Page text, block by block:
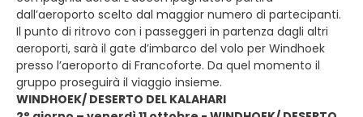
dall’aeroporto scelto dal maggior numero di partecipanti.
Il punto di ritrovo con i passeggeri in partenza dagli altri
aeroporti, sarà il gate d’imbarco del volo per Windhoek
presso l’aeroporto di Francoforte. Da quel momento il
gruppo proseguirà il viaggio insieme.
WINDHOEK/ DESERTO DEL KALAHARI